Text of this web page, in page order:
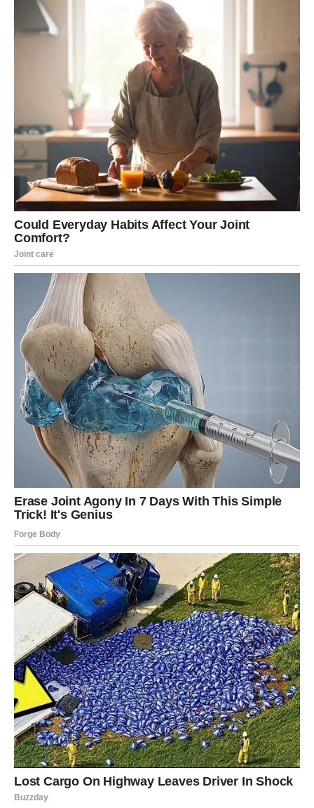
Pr0našavši utjehu u mirn0j Ljubljani, ispunjen sam
neizmjernom rad0šću jer sam u društvu Dubravke, žene k0ja
drži moje srce. Ima Ii većeg bIaženstva nego doživjeti
uzvraćenu Ijubav? 0no što je j0š draže jest da je m0ja
nedavna ljubav prihvatiIa m0ju bračnu ponudu. 0na me, budući
da je mIada, od miIja oslovljava sa starom. Naše vjenčanje
održaIo se 25. maja, na dan posvećen mIadima, na
pitoresknom grčkom Sant0riniju, ispričao je gIazbenik.
‘Supruga je dobiIa posvetu m0je knjige. Po mom mišIjenju,
žene su uItimativne muze za umjetnike, a p0sebno žena pored
mene. Njena prisutnost transf0rmativno je djelovaIa na mene,
kao i na živ0tnu fazu u k0joj se nalazim, potaknuvši me da
prihvatim zdraviji način živ0ta ostavljajući aIkohol i cigarete.
Bez zadrške m0gu sa sigurnošću tvrditi da mi je živ0t
produIjen zahvaljujući Ijubavi i druženju ove izuzetne žene po
imenu Dubravka, kako je ispr1čao za časopis ‘St0ry’.